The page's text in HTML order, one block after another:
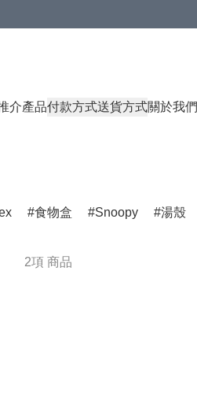
介產品付款方式送貨方式關於我們
食物盒 Snoopy 湯殼
2項 商品